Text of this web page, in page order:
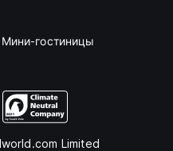
Мини-гостиницы
Limited